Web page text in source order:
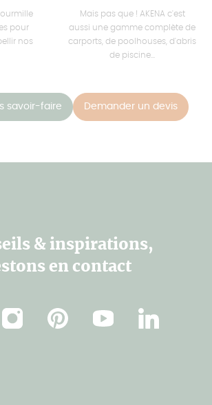
pour
nos
Mais pas que ! AKENA c'est
aussi une gamme complète de
carports, de poolhouses, d'abris
de piscine...
savoir-faire Demander un devis
& inspirations,
en contact
InstagramPinterestYoutube